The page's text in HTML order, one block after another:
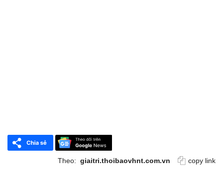
Theo: giaitri.thoibaovhnt.com.vn copy link